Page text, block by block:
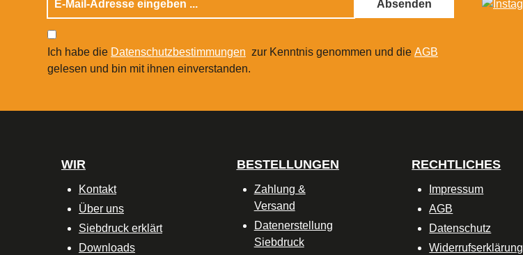
Absenden
Ich habe die Datenschutzbestimmungen zur Kenntnis genommen und die AGB
gelesen und bin mit ihnen einverstanden.
WIR
Kontakt
Über uns
Siebdruck erklärt
Downloads
BESTELLUNGEN
Zahlung &
Versand
Datenerstellung
Siebdruck
RECHTLICHES
Impressum
AGB
Datenschutz
Widerrufserklärung